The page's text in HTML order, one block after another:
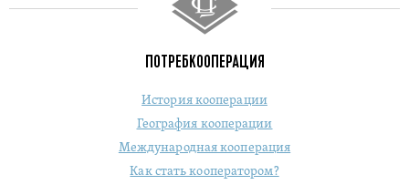
ПОТРЕБКООПЕРАЦИЯ
История кооперации
География кооперации
Международная кооперация
Как стать кооператором?